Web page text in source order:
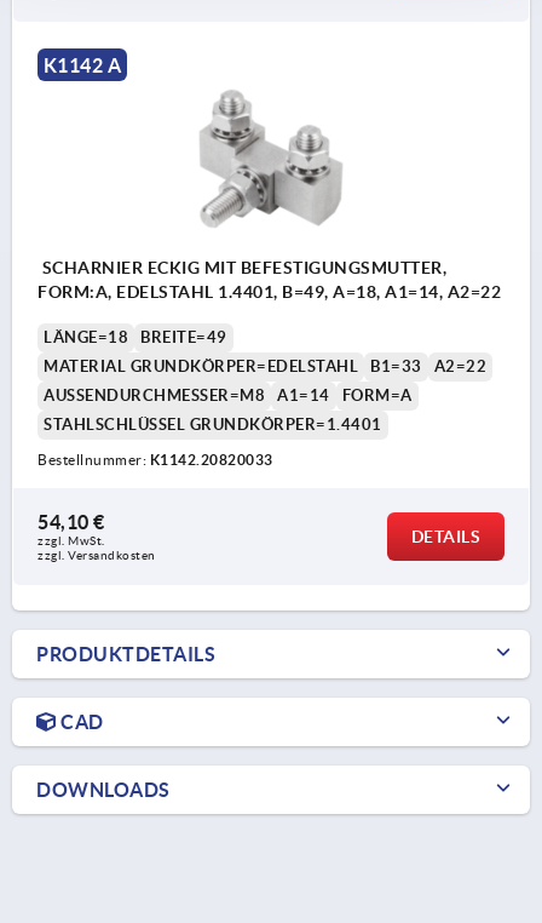
K1142 A
SCHARNIER ECKIG MIT BEFESTIGUNGSMUTTER,
FORM:A, EDELSTAHL 1.4401, B=49, A=18, A1=14, A2=22
LÄNGE=18
BREITE=49
MATERIAL GRUNDKÖRPER=EDELSTAHL
B1=33
A2=22
AUSSENDURCHMESSER=M8
A1=14
FORM=A
STAHLSCHLÜSSEL GRUNDKÖRPER=1.4401
Bestellnummer: K1142.20820033
54,10 €
zzgl. MwSt.
zzgl. Versandkosten
DETAILS
PRODUKTDETAILS
CAD
DOWNLOADS